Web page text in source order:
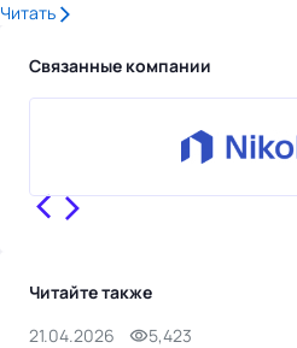
Читать
Связанные компании
Читайте также
21.04.2026
5,423